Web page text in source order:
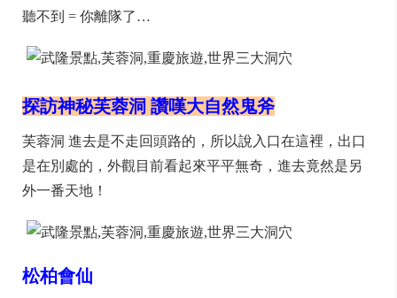
聽不到 = 你離隊了…
探訪神秘芙蓉洞 讚嘆大自然鬼斧
芙蓉洞 進去是不走回頭路的，所以說入口在這裡，出口
是在別處的，外觀目前看起來平平無奇，進去竟然是另
外一番天地！
松柏會仙